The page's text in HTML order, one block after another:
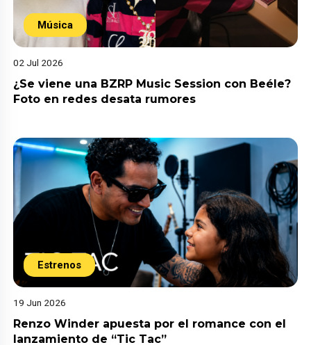
Música
02 Jul 2026
¿Se viene una BZRP Music Session con Beéle?
Foto en redes desata rumores
Estrenos
19 Jun 2026
Renzo Winder apuesta por el romance con el
lanzamiento de “Tic Tac”